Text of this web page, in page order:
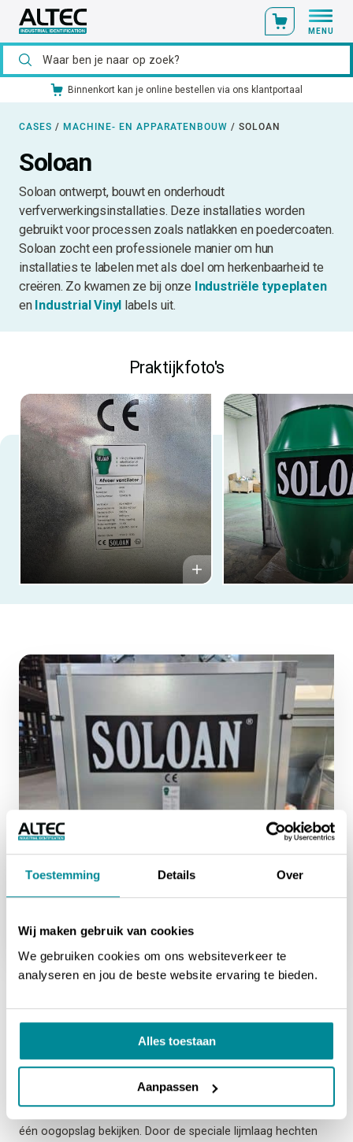
Toestemming Details Over
Wij maken gebruik van cookies
We gebruiken cookies om ons websiteverkeer te
analyseren en jou de beste website ervaring te bieden.
Alles toestaan
Aanpassen
MENU
Binnenkort kan je online bestellen via ons klantportaal
CASES / MACHINE- EN APPARATENBOUW / SOLOAN
Soloan
Soloan ontwerpt, bouwt en onderhoudt
verfverwerkingsinstallaties. Deze installaties worden
gebruikt voor processen zoals natlakken en poedercoaten.
Soloan zocht een professionele manier om hun
installaties te labelen met als doel om herkenbaarheid te
creëren. Zo kwamen ze bij onze Industriële typeplaten
en Industrial Vinyl labels uit.
Praktijkfoto's
Labelsin gebruik
bedrukt. Hiermee zorgen ze voor interne- en externe
het type, bouwjaar en het serienummer van de installatie. Zo
één oogopslag bekijken. Door de speciale lijmlaag hechten